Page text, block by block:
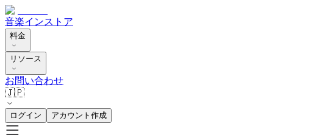
音楽インストア
料金
リソース
お問い合わせ
🇯🇵
ログイン アカウント作成